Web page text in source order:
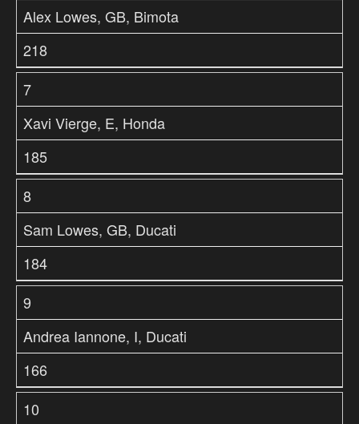
Alex Lowes, GB, Bimota
218
7
Xavi Vierge, E, Honda
185
8
Sam Lowes, GB, Ducati
184
9
Andrea Iannone, I, Ducati
166
10